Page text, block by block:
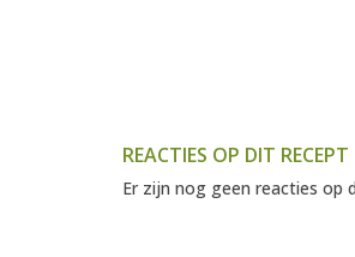
REACTIES OP DIT RECEPT
Er zijn nog geen reacties op